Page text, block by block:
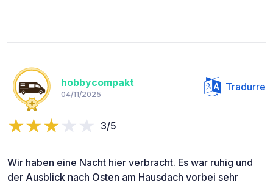
hobbycompakt
04/11/2025
Tradurre
3/5
Wir haben eine Nacht hier verbracht. Es war ruhig und
der Ausblick nach Osten am Hausdach vorbei sehr